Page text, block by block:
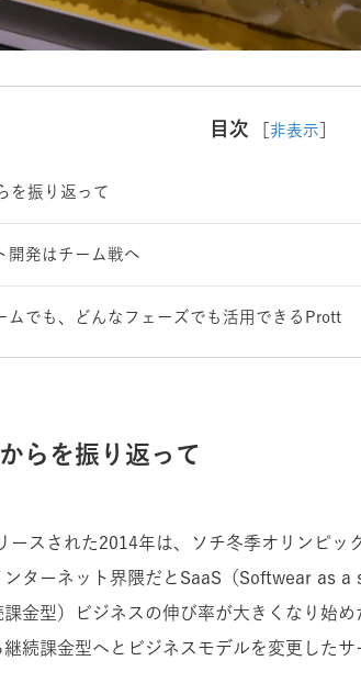
目次 非表示
を振り返って
開発はチーム戦へ
ムでも、どんなフェーズでも活用できるPrott
らを振り返って
ースされた2014年は、ソチ冬季オリンピッ
ターネット界隈だとSaaS（Softwear as a
金型）ビジネスの伸び率が大きくなり始め
続課金型へとビジネスモデルを変更したサ